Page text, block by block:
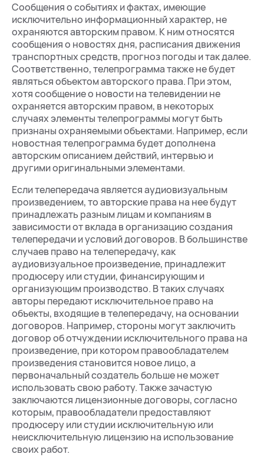
Сообщения о событиях и фактах, имеющие
исключительно информационный характер, не
охраняются авторским правом. К ним относятся
сообщения о новостях дня, расписания движения
транспортных средств, прогноз погоды и так далее.
Соответственно, телепрограмма также не будет
являться объектом авторского права. При этом,
хотя сообщение о новости на телевидении не
охраняется авторским правом, в некоторых
случаях элементы телепрограммы могут быть
признаны охраняемыми объектами. Например, если
новостная телепрограмма будет дополнена
авторским описанием действий, интервью и
другими оригинальными элементами.
Если телепередача является аудиовизуальным
произведением, то авторские права на нее будут
принадлежать разным лицам и компаниям в
зависимости от вклада в организацию создания
телепередачи и условий договоров. В большинстве
случаев право на телепередачу, как
аудиовизуальное произведение, принадлежит
продюсеру или студии, финансирующим и
организующим производство. В таких случаях
авторы передают исключительное право на
объекты, входящие в телепередачу, на основании
договоров. Например, стороны могут заключить
договор об отчуждении исключительного права на
произведение, при котором правообладателем
произведения становится новое лицо, а
первоначальный создатель больше не может
использовать свою работу. Также зачастую
заключаются лицензионные договоры, согласно
которым, правообладатели предоставляют
продюсеру или студии исключительную или
неисключительную лицензию на использование
своих работ.